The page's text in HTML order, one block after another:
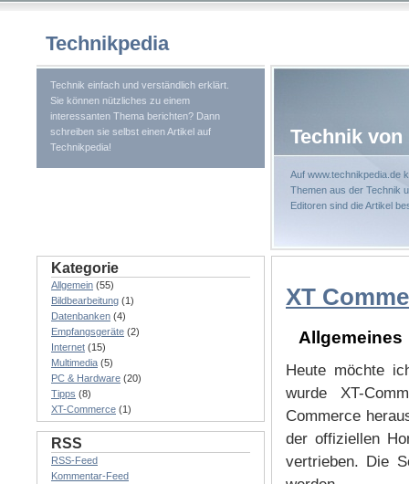
Technikpedia
Technik einfach und verständlich erklärt.
Sie können nützliches zu einem
interessanten Thema berichten? Dann
schreiben sie selbst einen Artikel auf
Technikpedia!
Technik
Auf www.technikpedia.de
Themen aus der Technik
Editoren sind die Artikel
XT
Allgemeines
Heute möchte
wurde XT-
Commerce
der offiziellen
vertrieben. Die
Kategorie
Allgemein (55)
Bildbearbeitung (1)
Datenbanken (4)
Empfangsgeräte (2)
Internet (15)
Multimedia (5)
PC & Hardware (20)
Tipps (8)
XT-Commerce (1)
RSS
RSS-Feed
Kommentar-Feed